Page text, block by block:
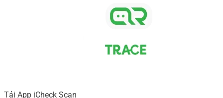
Tải App iCheck Scan